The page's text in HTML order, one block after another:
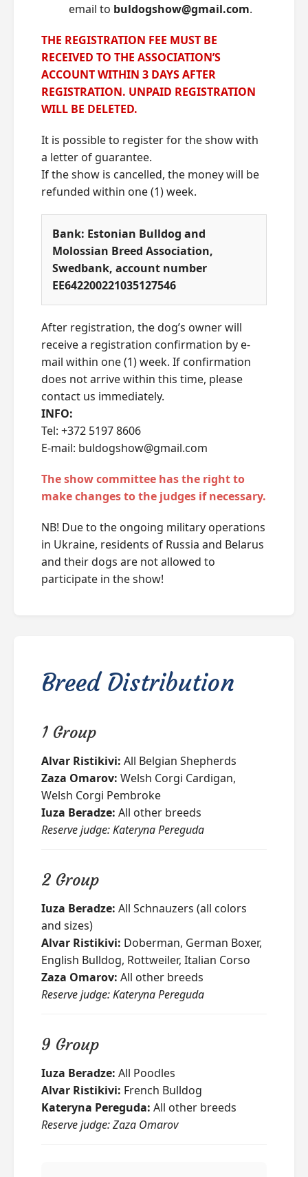
email to buldogshow@gmail.com.
THE REGISTRATION FEE MUST BE
RECEIVED TO THE ASSOCIATION’S
ACCOUNT WITHIN 3 DAYS AFTER
REGISTRATION. UNPAID REGISTRATION
WILL BE DELETED.
It is possible to register for the show with
a letter of guarantee.
If the show is cancelled, the money will be
refunded within one (1) week.
Bank: Estonian Bulldog and
Molossian Breed Association,
Swedbank, account number
EE642200221035127546
After registration, the dog’s owner will
receive a registration confirmation by e-
mail within one (1) week. If confirmation
does not arrive within this time, please
contact us immediately.
INFO:
Tel: +372 5197 8606
E-mail: buldogshow@gmail.com
The show committee has the right to
make changes to the judges if necessary.
NB! Due to the ongoing military operations
in Ukraine, residents of Russia and Belarus
and their dogs are not allowed to
participate in the show!
Breed Distribution
1 Group
Alvar Ristikivi: All Belgian Shepherds
Zaza Omarov: Welsh Corgi Cardigan,
Welsh Corgi Pembroke
Iuza Beradze: All other breeds
Reserve judge: Kateryna Pereguda
2 Group
Iuza Beradze: All Schnauzers (all colors
and sizes)
Alvar Ristikivi: Doberman, German Boxer,
English Bulldog, Rottweiler, Italian Corso
Zaza Omarov: All other breeds
Reserve judge: Kateryna Pereguda
9 Group
Iuza Beradze: All Poodles
Alvar Ristikivi: French Bulldog
Kateryna Pereguda: All other breeds
Reserve judge: Zaza Omarov